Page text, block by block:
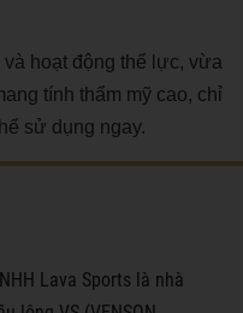
hoạt động thể lực, vừa
tính thẩm mỹ cao, chỉ
sử dụng ngay.
Lava Sports là nhà